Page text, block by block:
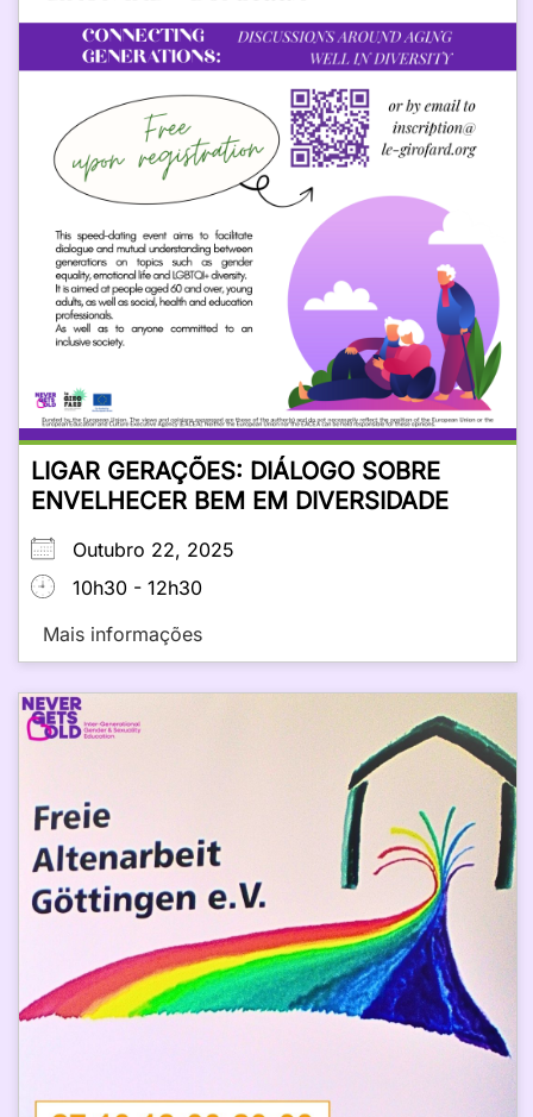
LIGAR GERAÇÕES: DIÁLOGO SOBRE
ENVELHECER BEM EM DIVERSIDADE
Outubro 22, 2025
10h30 - 12h30
Mais informações